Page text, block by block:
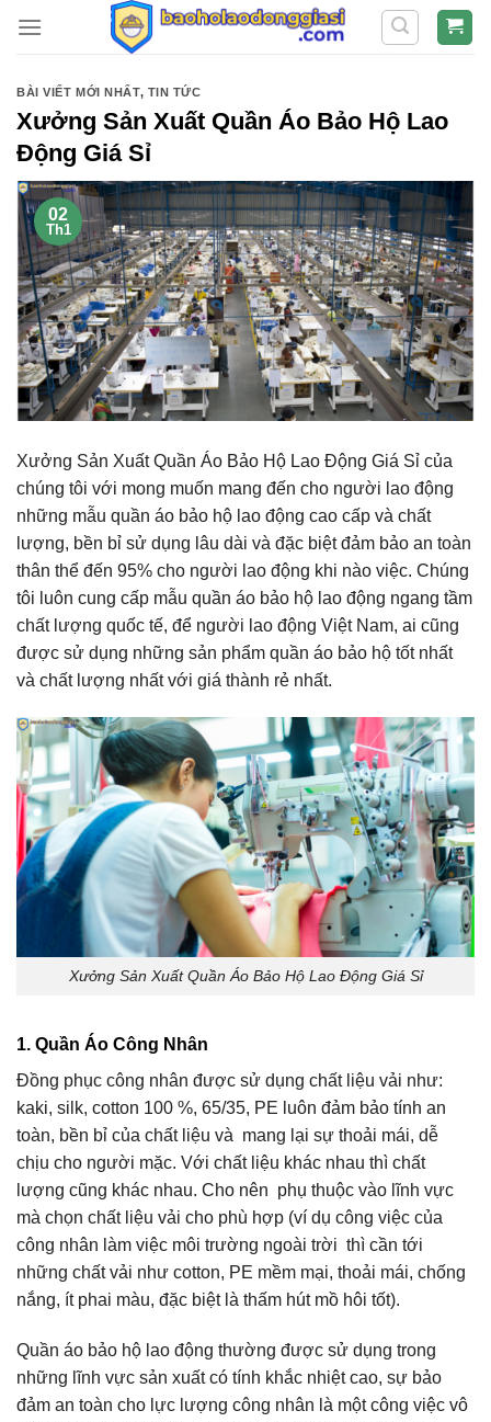
BÀI VIẾT MỚI NHẤT, TIN TỨC
Xưởng Sản Xuất Quần Áo Bảo Hộ Lao
Động Giá Sỉ
02
Th1
Xưởng Sản Xuất Quần Áo Bảo Hộ Lao Động Giá Sỉ của
chúng tôi với mong muốn mang đến cho người lao động
những mẫu quần áo bảo hộ lao động cao cấp và chất
lượng, bền bỉ sử dụng lâu dài và đặc biệt đảm bảo an toàn
thân thể đến 95% cho người lao động khi nào việc. Chúng
tôi luôn cung cấp mẫu quần áo bảo hộ lao động ngang tầm
chất lượng quốc tế, để người lao động Việt Nam, ai cũng
được sử dụng những sản phẩm quần áo bảo hộ tốt nhất
và chất lượng nhất với giá thành rẻ nhất.
Xưởng Sản Xuất Quần Áo Bảo Hộ Lao Động Giá Sỉ
1. Quần Áo Công Nhân
Đồng phục công nhân được sử dụng chất liệu vải như:
kaki, silk, cotton 100 %, 65/35, PE luôn đảm bảo tính an
toàn, bền bỉ của chất liệu và mang lại sự thoải mái, dễ
chịu cho người mặc. Với chất liệu khác nhau thì chất
lượng cũng khác nhau. Cho nên phụ thuộc vào lĩnh vực
mà chọn chất liệu vải cho phù hợp (ví dụ công việc của
công nhân làm việc môi trường ngoài trời thì cần tới
những chất vải như cotton, PE mềm mại, thoải mái, chống
nắng, ít phai màu, đặc biệt là thấm hút mồ hôi tốt).
Quần áo bảo hộ lao động thường được sử dụng trong
những lĩnh vực sản xuất có tính khắc nhiệt cao, sự bảo
đảm an toàn cho lực lượng công nhân là một công việc vô